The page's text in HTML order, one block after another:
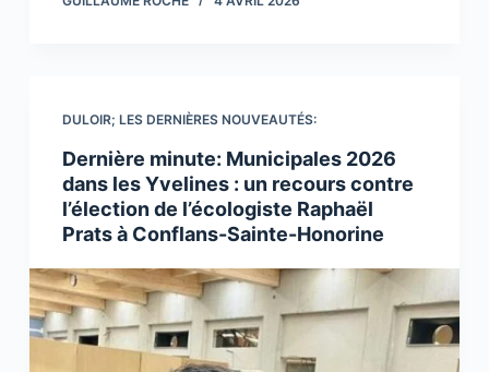
DULOIR; LES DERNIÈRES NOUVEAUTÉS:
Dernière minute: Municipales 2026
dans les Yvelines : un recours contre
l’élection de l’écologiste Raphaël
Prats à Conflans-Sainte-Honorine